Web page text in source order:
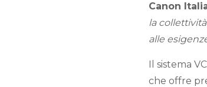
Canon
la
alle
Il sistema
che offre